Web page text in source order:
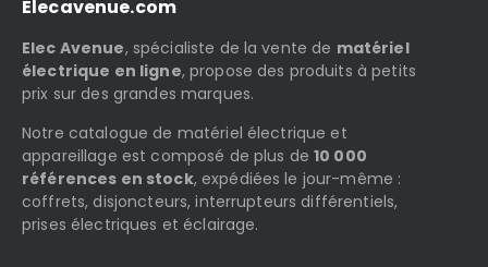
Elecavenue.com
Elec Avenue, spécialiste de la vente de matériel
électrique en ligne, propose des produits à petits
prix sur des grandes marques.
Notre catalogue de matériel électrique et
appareillage est composé de plus de10 000
références en stock, expédiées le jour-même :
coffrets, disjoncteurs, interrupteurs différentiels,
prises électriques et éclairage.